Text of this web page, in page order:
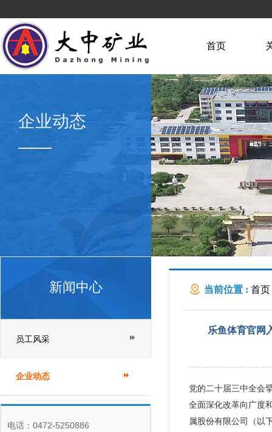
首页
企业动态
新闻中心
员工风采
企业动态
电话：0472-5250886
当前位置 : 首页
乐鱼体育官网
党的二十届三中全会
全面深化改革向广度
属股份有限公司（以